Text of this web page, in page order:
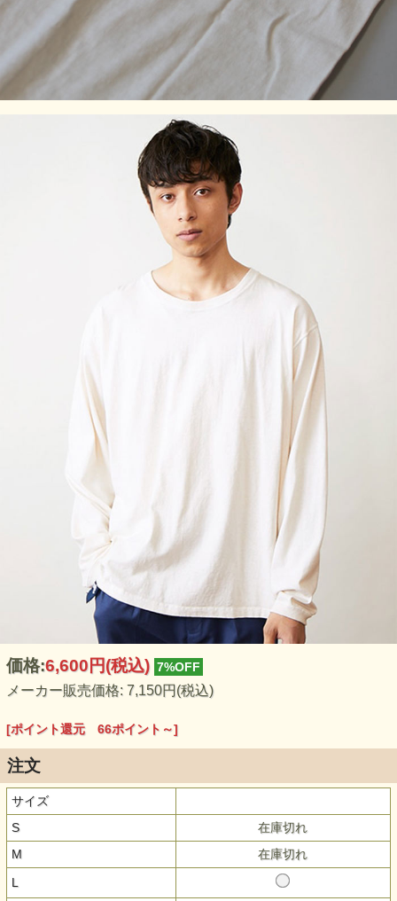
価格:6,600円(税込) 7%OFF
メーカー販売価格: 7,150円(税込)
[ポイント還元 66ポイント～]
注文
サイズ
S
在庫切れ
M
在庫切れ
L